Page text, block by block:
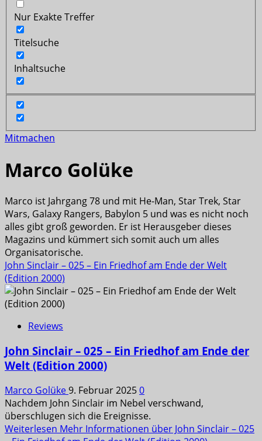
Nur Exakte Treffer
Titelsuche
Inhaltsuche
Mitmachen
Marco Golüke
Marco ist Jahrgang 78 und mit He-Man, Star Trek, Star
Wars, Galaxy Rangers, Babylon 5 und was es nicht noch
alles gibt groß geworden. Er ist Herausgeber dieses
Magazins und kümmert sich somit auch um alles
Organisatorische.
John Sinclair – 025 – Ein Friedhof am Ende der Welt
(Edition 2000)
Reviews
John Sinclair – 025 – Ein Friedhof am Ende der
Welt (Edition 2000)
Marco Golüke9. Februar 20250
Nachdem John Sinclair im Nebel verschwand,
überschlugen sich die Ereignisse.
Weiterlesen Mehr Informationen über John Sinclair – 025